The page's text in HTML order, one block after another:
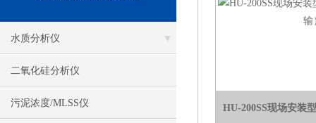
水质分析仪
二氧化硅分析仪
污泥浓度/MLSS仪 HU-200SS现场安装